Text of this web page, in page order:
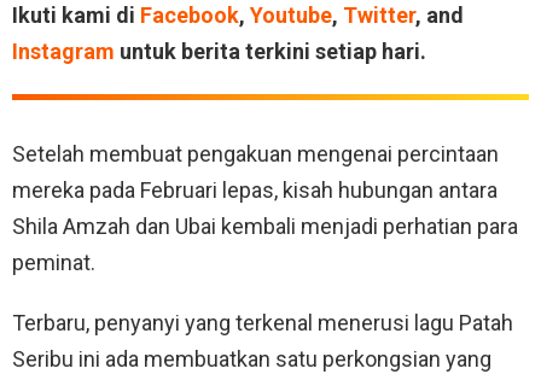
Ikuti kami di Facebook, Youtube, Twitter, and
Instagram untuk berita terkini setiap hari.
Setelah membuat pengakuan mengenai percintaan
mereka pada Februari lepas, kisah hubungan antara
Shila Amzah dan Ubai kembali menjadi perhatian para
peminat.
Terbaru, penyanyi yang terkenal menerusi lagu Patah
Seribu ini ada membuatkan satu perkongsian yang